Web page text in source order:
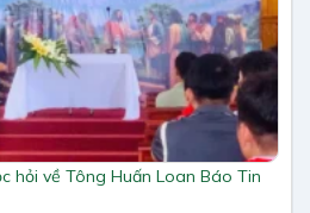
hỏi về Tông Huấn Loan Báo Tin